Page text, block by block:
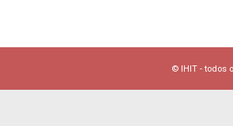
© IHIT - todos